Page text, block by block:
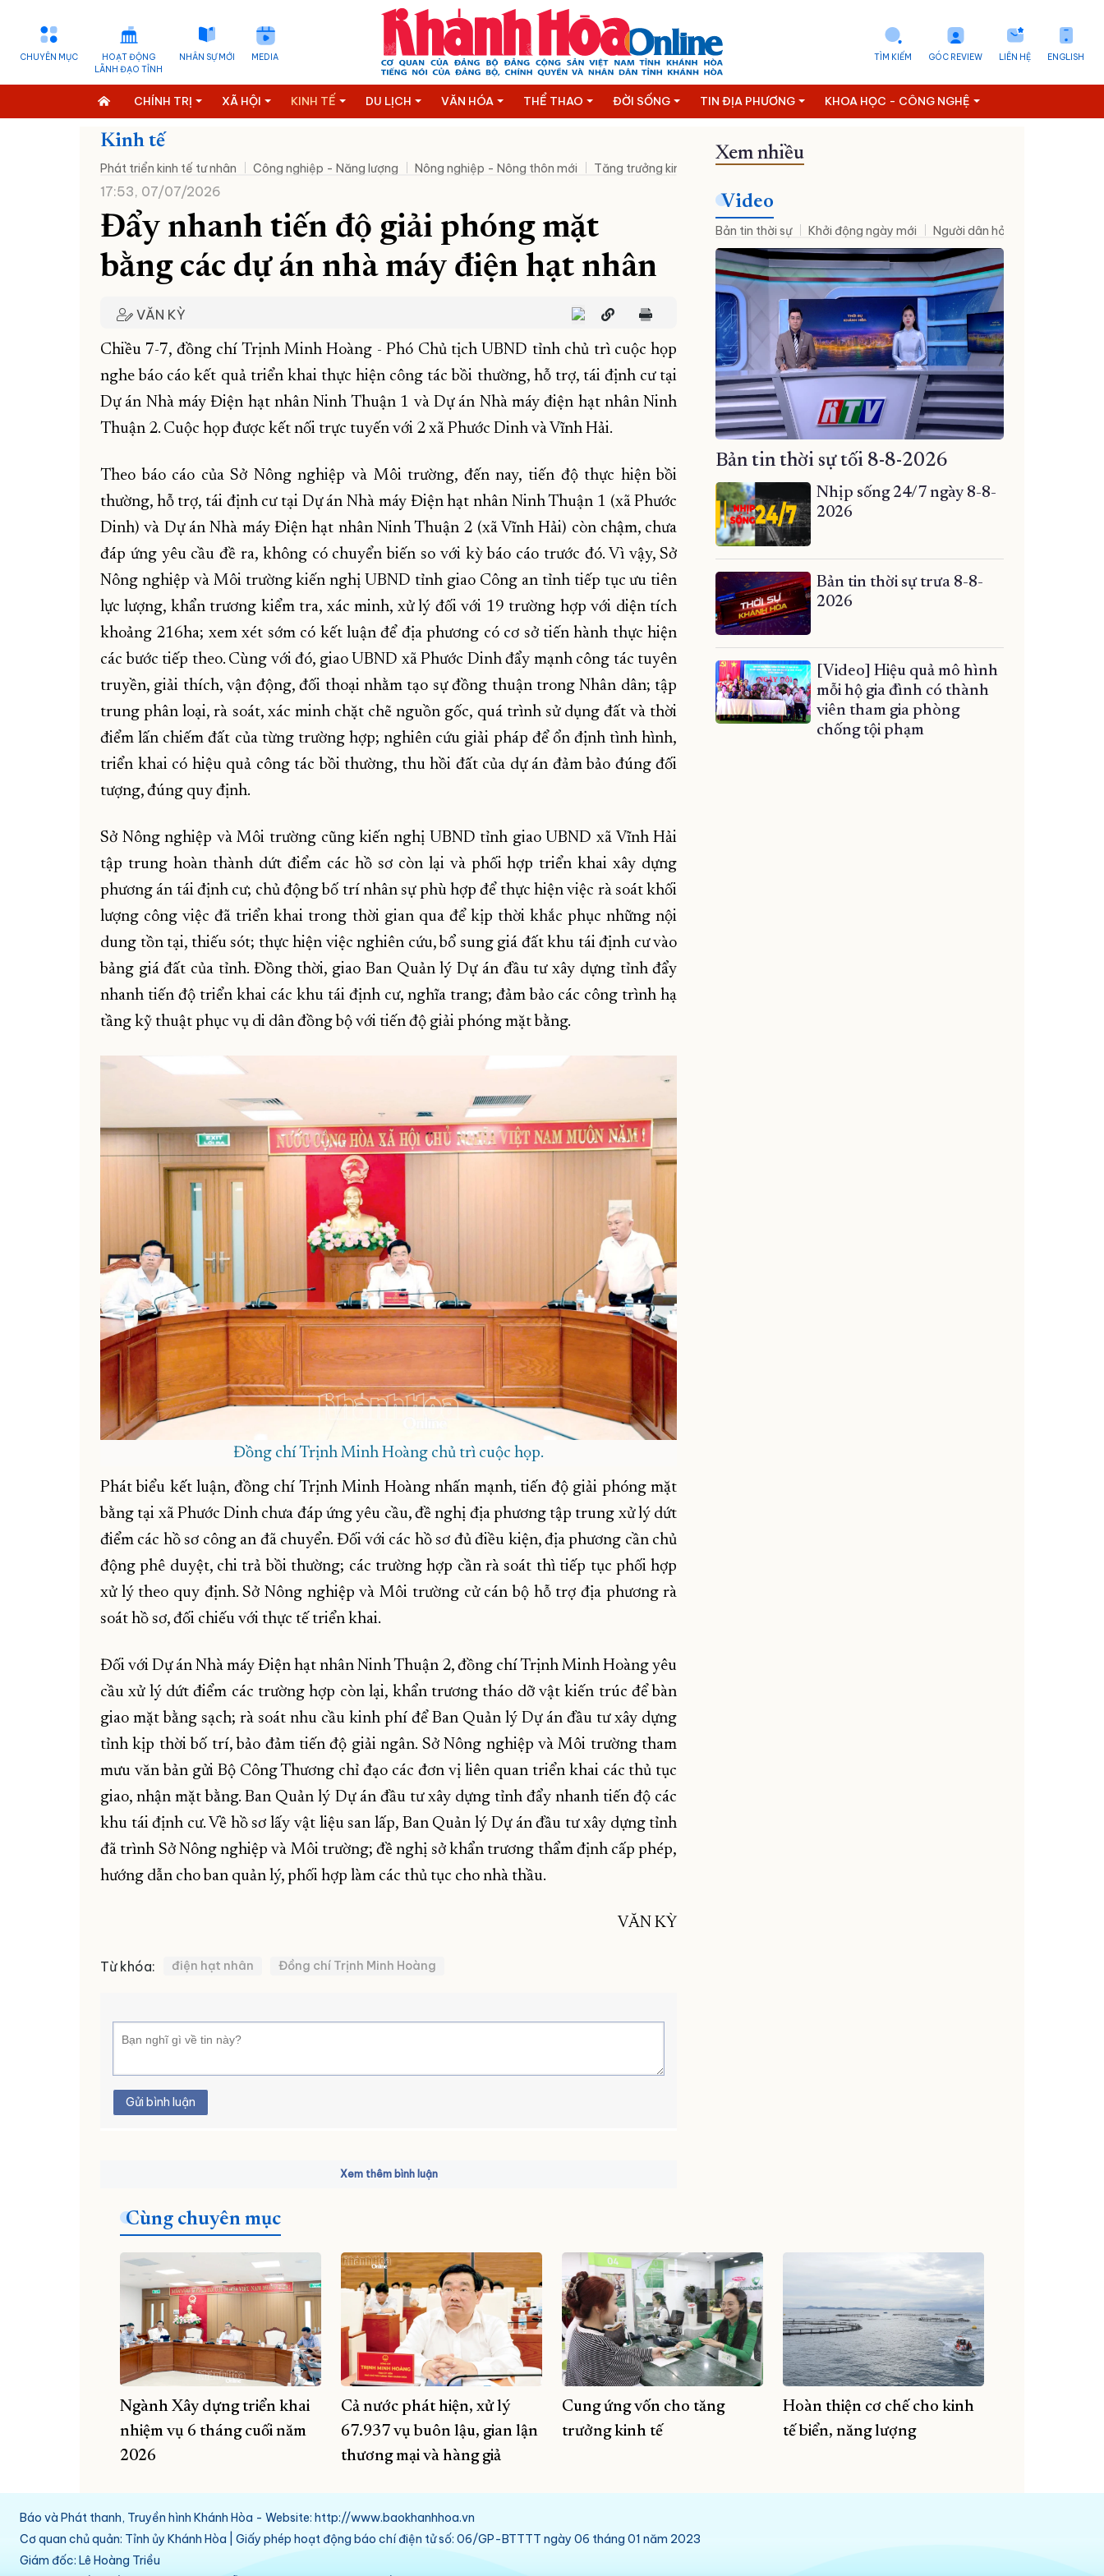
CHUYÊN MỤC
HOẠT ĐỘNG
LÃNH ĐẠO TỈNH
NHÂN SỰ MỚI MEDIA ENGLISH
LIÊN HỆ
GÓC REVIEW
TÌM KIẾM
CHÍNH TRỊ XÃ HỘI KINH TẾ DU LỊCH VĂN HÓA THỂ THAO ĐỜI SỐNG TIN ĐỊA PHƯƠNG KHOA HỌC - CÔNG NGHỆ
Kinh tế
Phát triển kinh tế tư nhân Công nghiệp - Năng lượng Nông nghiệp - Nông thôn mới Tăng trưởng kinh tế hai con số Thông tin doanh nghiệp
17:53, 07/07/2026
Đẩy nhanh tiến độ giải phóng mặt
bằng các dự án nhà máy điện hạt nhân
VĂN KỲ
Chiều 7-7, đồng chí Trịnh Minh Hoàng - Phó Chủ tịch UBND tỉnh chủ trì cuộc họp
nghe báo cáo kết quả triển khai thực hiện công tác bồi thường, hỗ trợ, tái định cư tại
Dự án Nhà máy Điện hạt nhân Ninh Thuận 1 và Dự án Nhà máy điện hạt nhân Ninh
Thuận 2. Cuộc họp được kết nối trực tuyến với 2 xã Phước Dinh và Vĩnh Hải.
Theo báo cáo của Sở Nông nghiệp và Môi trường, đến nay, tiến độ thực hiện bồi
thường, hỗ trợ, tái định cư tại Dự án Nhà máy Điện hạt nhân Ninh Thuận 1 (xã Phước
Dinh) và Dự án Nhà máy Điện hạt nhân Ninh Thuận 2 (xã Vĩnh Hải) còn chậm, chưa
đáp ứng yêu cầu đề ra, không có chuyển biến so với kỳ báo cáo trước đó. Vì vậy, Sở
Nông nghiệp và Môi trường kiến nghị UBND tỉnh giao Công an tỉnh tiếp tục ưu tiên
lực lượng, khẩn trương kiểm tra, xác minh, xử lý đối với 19 trường hợp với diện tích
khoảng 216ha; xem xét sớm có kết luận để địa phương có cơ sở tiến hành thực hiện
các bước tiếp theo. Cùng với đó, giao UBND xã Phước Dinh đẩy mạnh công tác tuyên
truyền, giải thích, vận động, đối thoại nhằm tạo sự đồng thuận trong Nhân dân; tập
trung phân loại, rà soát, xác minh chặt chẽ nguồn gốc, quá trình sử dụng đất và thời
điểm lấn chiếm đất của từng trường hợp; nghiên cứu giải pháp để ổn định tình hình,
triển khai có hiệu quả công tác bồi thường, thu hồi đất của dự án đảm bảo đúng đối
tượng, đúng quy định.
Sở Nông nghiệp và Môi trường cũng kiến nghị UBND tỉnh giao UBND xã Vĩnh Hải
tập trung hoàn thành dứt điểm các hồ sơ còn lại và phối hợp triển khai xây dựng
phương án tái định cư; chủ động bố trí nhân sự phù hợp để thực hiện việc rà soát khối
lượng công việc đã triển khai trong thời gian qua để kịp thời khắc phục những nội
dung tồn tại, thiếu sót; thực hiện việc nghiên cứu, bổ sung giá đất khu tái định cư vào
bảng giá đất của tỉnh. Đồng thời, giao Ban Quản lý Dự án đầu tư xây dựng tỉnh đẩy
nhanh tiến độ triển khai các khu tái định cư, nghĩa trang; đảm bảo các công trình hạ
tầng kỹ thuật phục vụ di dân đồng bộ với tiến độ giải phóng mặt bằng.
Đồng chí Trịnh Minh Hoàng chủ trì cuộc họp.
Phát biểu kết luận, đồng chí Trịnh Minh Hoàng nhấn mạnh, tiến độ giải phóng mặt
bằng tại xã Phước Dinh chưa đáp ứng yêu cầu, đề nghị địa phương tập trung xử lý dứt
điểm các hồ sơ công an đã chuyển. Đối với các hồ sơ đủ điều kiện, địa phương cần chủ
động phê duyệt, chi trả bồi thường; các trường hợp cần rà soát thì tiếp tục phối hợp
xử lý theo quy định. Sở Nông nghiệp và Môi trường cử cán bộ hỗ trợ địa phương rà
soát hồ sơ, đối chiếu với thực tế triển khai.
Đối với Dự án Nhà máy Điện hạt nhân Ninh Thuận 2, đồng chí Trịnh Minh Hoàng yêu
cầu xử lý dứt điểm các trường hợp còn lại, khẩn trương tháo dỡ vật kiến trúc để bàn
giao mặt bằng sạch; rà soát nhu cầu kinh phí để Ban Quản lý Dự án đầu tư xây dựng
tỉnh kịp thời bố trí, bảo đảm tiến độ giải ngân. Sở Nông nghiệp và Môi trường tham
mưu văn bản gửi Bộ Công Thương chỉ đạo các đơn vị liên quan triển khai các thủ tục
giao, nhận mặt bằng. Ban Quản lý Dự án đầu tư xây dựng tỉnh đẩy nhanh tiến độ các
khu tái định cư. Về hồ sơ lấy vật liệu san lấp, Ban Quản lý Dự án đầu tư xây dựng tỉnh
đã trình Sở Nông nghiệp và Môi trường; đề nghị sở khẩn trương thẩm định cấp phép,
hướng dẫn cho ban quản lý, phối hợp làm các thủ tục cho nhà thầu.
VĂN KỲ
Từ khóa: điện hạt nhân Đồng chí Trịnh Minh Hoàng
Gửi bình luận
Xem thêm bình luận
Xem nhiều
Video
Bản tin thời sự Khởi động ngày mới Người dân hỏi – Cơ quan nhà
Bản tin thời sự tối 8-8-2026
Nhịp sống 24/7 ngày 8-8-
2026
Bản tin thời sự trưa 8-8-
2026
[Video] Hiệu quả mô hình
mỗi hộ gia đình có thành
viên tham gia phòng
chống tội phạm
Cùng chuyên mục
Ngành Xây dựng triển khai
nhiệm vụ 6 tháng cuối năm
2026
Cả nước phát hiện, xử lý
67.937 vụ buôn lậu, gian lận
thương mại và hàng giả
​​​​​​​Cung ứng vốn cho tăng
trưởng kinh tế
Hoàn thiện cơ chế cho kinh
tế biển, năng lượng
Báo và Phát thanh, Truyền hình Khánh Hòa - Website: http://www.baokhanhhoa.vn
Cơ quan chủ quản: Tỉnh ủy Khánh Hòa | Giấy phép hoạt động báo chí điện tử số: 06/GP-BTTTT ngày 06 tháng 01 năm 2023
Giám đốc: Lê Hoàng Triều